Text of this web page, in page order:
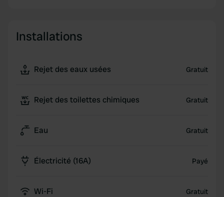
Installations
Rejet des eaux usées Gratuit
Rejet des toilettes chimiques Gratuit
Eau Gratuit
Électricité (16A) Payé
Wi-Fi Gratuit